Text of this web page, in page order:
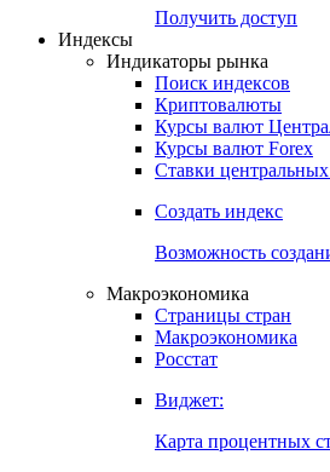
Получить доступ
Индексы
Индикаторы рынка
Поиск индексов
Криптовалюты
Курсы валют
Курсы валют Forex
Ставки
Создать индекс
Возможность
Макроэкономика
Страницы стран
Макроэкономика
Росстат
Виджет:
Карта процентных